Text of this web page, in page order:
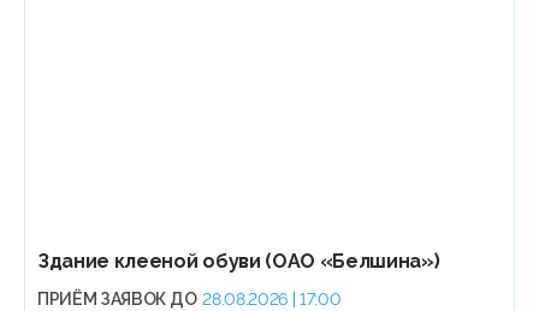
Здание клееной обуви (ОАО «Белшина»)
ПРИЁМ ЗАЯВОК ДО 28.08.2026 | 17:00